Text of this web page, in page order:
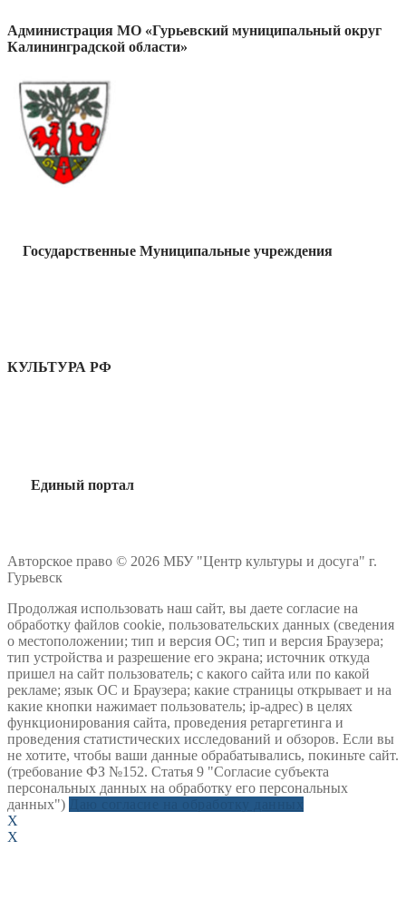
Администрация МО «Гурьевский муниципальный округ
Калининградской области»
Государственные Муниципальные учреждения
КУЛЬТУРА РФ
Единый портал
Авторское право © 2026 МБУ "Центр культуры и досуга" г.
Гурьевск
Продолжая использовать наш сайт, вы даете согласие на
обработку файлов cookie, пользовательских данных (сведения
о местоположении; тип и версия ОС; тип и версия Браузера;
тип устройства и разрешение его экрана; источник откуда
пришел на сайт пользователь; с какого сайта или по какой
рекламе; язык ОС и Браузера; какие страницы открывает и на
какие кнопки нажимает пользователь; ip-адрес) в целях
функционирования сайта, проведения ретаргетинга и
проведения статистических исследований и обзоров. Если вы
не хотите, чтобы ваши данные обрабатывались, покиньте сайт.
(требование ФЗ №152. Статья 9 "Согласие субъекта
персональных данных на обработку его персональных
данных")
X
X